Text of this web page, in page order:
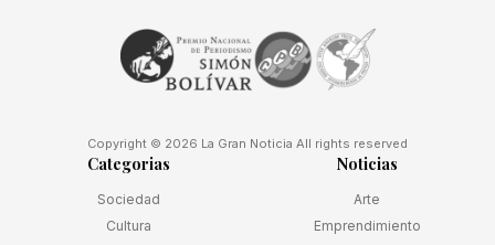
Copyright © 2026 La Gran Noticia All rights reserved
Categorias
Sociedad
Cultura
Noticias
Arte
Emprendimiento